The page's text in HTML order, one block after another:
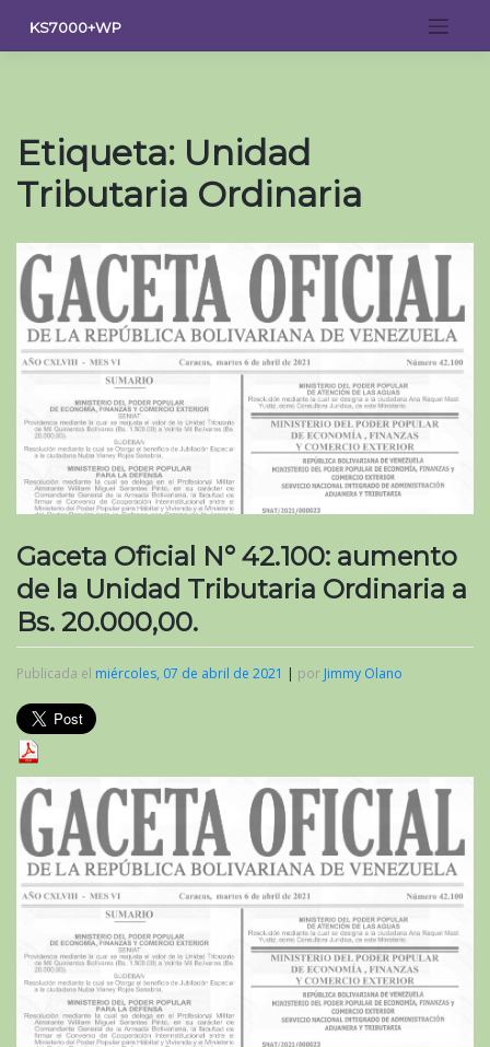
contenido
KS7000+WP
Etiqueta: Unidad
Tributaria Ordinaria
Gaceta Oficial N° 42.100: aumento
de la Unidad Tributaria Ordinaria a
Bs. 20.000,00.
Publicada el miércoles, 07 de abril de 2021 | por Jimmy Olano